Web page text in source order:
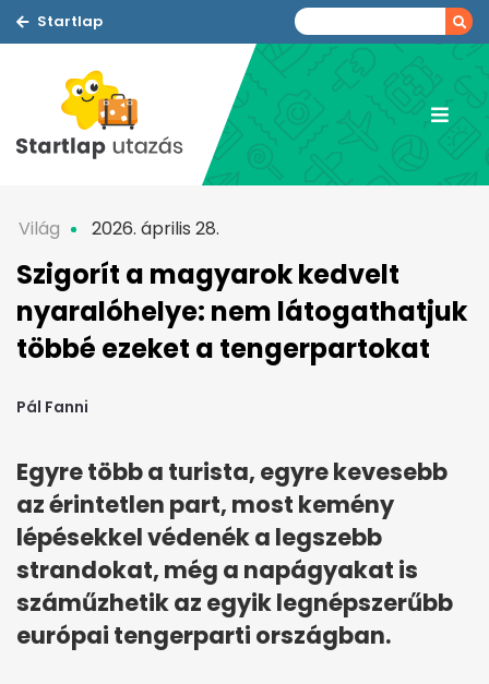
Startlap
Világ 2026. április 28.
Szigorít a magyarok kedvelt
nyaralóhelye: nem látogathatjuk
többé ezeket a tengerpartokat
Pál Fanni
Egyre több a turista, egyre kevesebb
az érintetlen part, most kemény
lépésekkel védenék a legszebb
strandokat, még a napágyakat is
száműzhetik az egyik legnépszerűbb
európai tengerparti országban.